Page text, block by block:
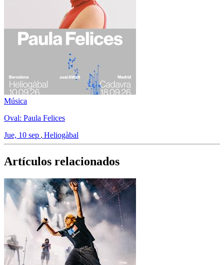
Música
Oval: Paula Felices
Jue, 10 sep Heliogàbal
Artículos relacionados